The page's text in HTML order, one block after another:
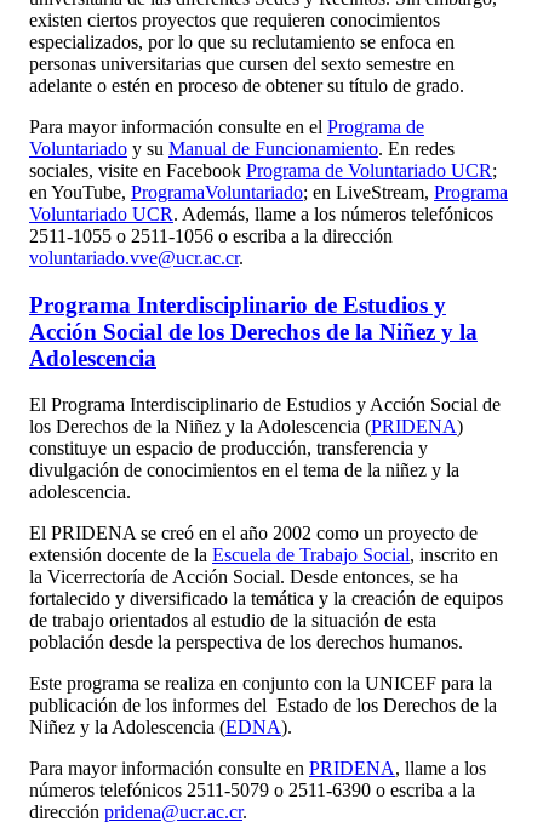
existen ciertos proyectos que requieren conocimientos
especializados, por lo que su reclutamiento se enfoca en
personas universitarias que cursen del sexto semestre en
adelante o estén en proceso de obtener su título de grado.
Para mayor información consulte en el Programa de
Voluntariado y su Manual de Funcionamiento. En redes
sociales, visite en Facebook Programa de Voluntariado UCR;
en YouTube, ProgramaVoluntariado; en LiveStream, Programa
Voluntariado UCR. Además, llame a los números telefónicos
2511-1055 o 2511-1056 o escriba a la dirección
voluntariado.vve@ucr.ac.cr.
Programa Interdisciplinario de Estudios y
Acción Social de los Derechos de la Niñez y la
Adolescencia
El Programa Interdisciplinario de Estudios y Acción Social de
los Derechos de la Niñez y la Adolescencia (PRIDENA)
constituye un espacio de producción, transferencia y
divulgación de conocimientos en el tema de la niñez y la
adolescencia.
El PRIDENA se creó en el año 2002 como un proyecto de
extensión docente de la Escuela de Trabajo Social, inscrito en
la Vicerrectoría de Acción Social. Desde entonces, se ha
fortalecido y diversificado la temática y la creación de equipos
de trabajo orientados al estudio de la situación de esta
población desde la perspectiva de los derechos humanos.
Este programa se realiza en conjunto con la UNICEF para la
publicación de los informes del Estado de los Derechos de la
Niñez y la Adolescencia (EDNA).
Para mayor información consulte en PRIDENA, llame a los
números telefónicos 2511-5079 o 2511-6390 o escriba a la
dirección pridena@ucr.ac.cr.